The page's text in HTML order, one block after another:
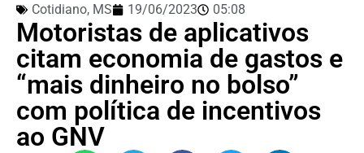
Cotidiano, MS 19/06/2023 05:08
Motoristas de aplicativos
citam economia de gastos e
“mais dinheiro no bolso”
com política de incentivos
ao GNV